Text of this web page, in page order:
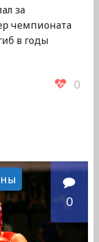
за
чемпионата
в годы
0
0